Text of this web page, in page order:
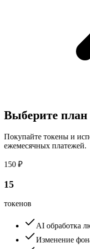
Выберите план
Покупайте токены и
ежемесячных платежей.
150 ₽
15
токенов
AI обработка
Изменение